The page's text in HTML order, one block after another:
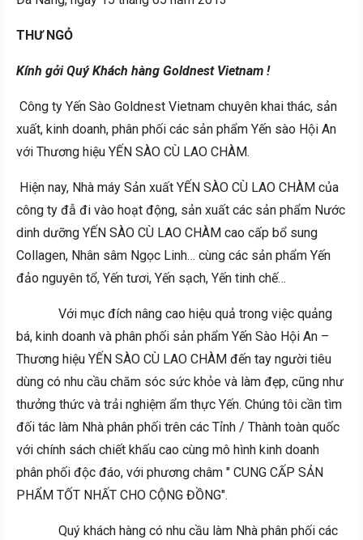
THƯ NGỎ
Kính gởi Quý Khách hàng Goldnest Vietnam !
Công ty Yến Sào Goldnest Vietnam chuyên khai thác, sản
xuất, kinh doanh, phân phối các sản phẩm Yến sào Hội An
với Thương hiệu YẾN SÀO CÙ LAO CHÀM.
Hiện nay, Nhà máy Sản xuất YẾN SÀO CÙ LAO CHÀM của
công ty đẫ đi vào hoạt động, sản xuất các sản phẩm Nước
dinh dưỡng YẾN SÀO CÙ LAO CHÀM cao cấp bổ sung
Collagen, Nhân sâm Ngọc Linh… cùng các sản phẩm Yến
đảo nguyên tổ, Yến tươi, Yến sạch, Yến tinh chế…
Với mục đích nâng cao hiệu quả trong việc quảng
bá, kinh doanh và phân phối sản phẩm Yến Sào Hội An –
Thương hiệu YẾN SÀO CÙ LAO CHÀM đến tay người tiêu
dùng có nhu cầu chăm sóc sức khỏe và làm đẹp, cũng như
thưởng thức và trải nghiệm ẩm thực Yến. Chúng tôi cần tìm
đối tác làm Nhà phân phối trên các Tỉnh / Thành toàn quốc
với chính sách chiết khấu cao cùng mô hình kinh doanh
phân phối độc đáo, với phương châm " CUNG CẤP SẢN
PHẨM TỐT NHẤT CHO CỘNG ĐỒNG".
Quý khách hàng có nhu cầu làm Nhà phân phối các